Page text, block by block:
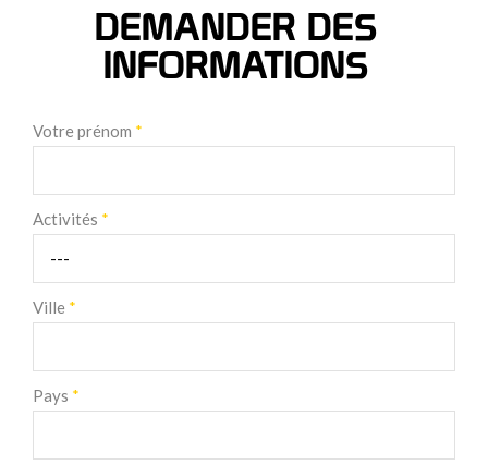
DEMANDER DES
INFORMATIONS
Votre prénom *
Activités *
Ville *
Pays *